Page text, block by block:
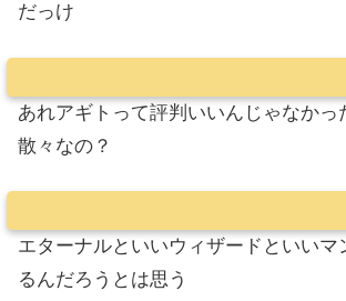
だっけ
あれアギトって評判いいんじゃなかっ
散々なの？
エターナルといいウィザードといいマ
るんだろうとは思う